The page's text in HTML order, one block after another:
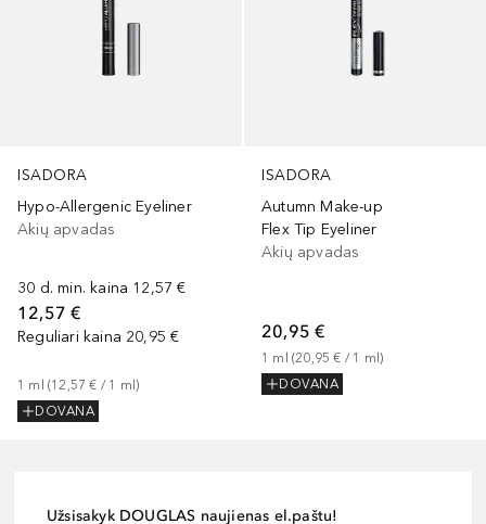
ISADORA
Hypo-Allergenic Eyeliner
Akių apvadas
30 d. min. kaina 12,57 €
12,57 €
Reguliari kaina 20,95 €
1 ml (12,57 € / 1 ml)
DOVANA
ISADORA
Autumn Make-up
Flex Tip Eyeliner
Akių apvadas
20,95 €
1 ml (20,95 € / 1 ml)
DOVANA
Užsisakyk DOUGLAS naujienas el.paštu!